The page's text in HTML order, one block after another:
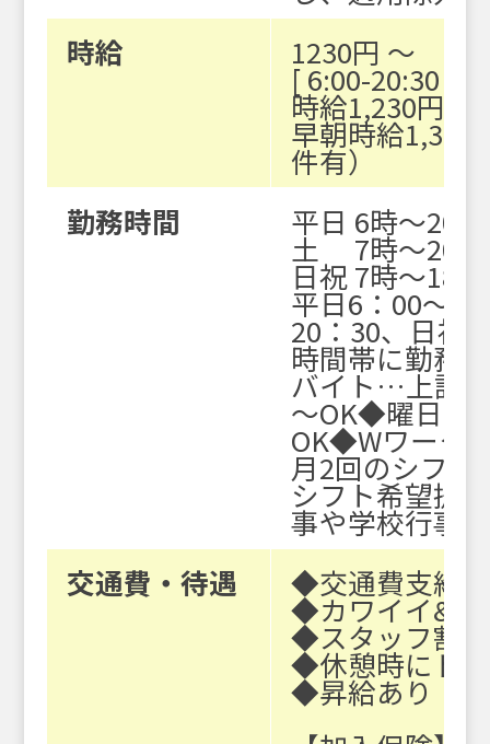
時給
1230円 〜
[ 6:00-20:30 ]
時給1,230円
早朝時給1,310
件有）
勤務時間
平日 6時～20時
土 7時～20時
日祝 7時～18時
平日6：00～
20：30、日祝
時間帯に勤務
バイト…上記
～OK◆曜日・
OK◆Wワーク
月2回のシフト
シフト希望提
事や学校行事
交通費・待遇
◆交通費支給
◆カワイイ&カ
◆スタッフ割
◆休憩時にド
◆昇給あり